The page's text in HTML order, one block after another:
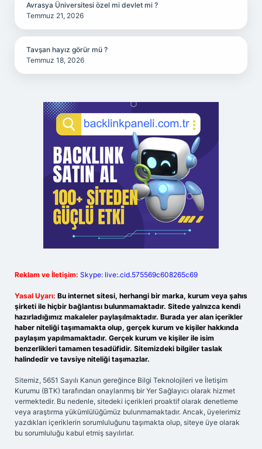
Avrasya Üniversitesi özel mi devlet mi ?
Temmuz 21, 2026
Tavşan hayız görür mü ?
Temmuz 18, 2026
Reklam ve İletişim: Skype: live:.cid.575569c608265c69
Yasal Uyarı: Bu internet sitesi, herhangi bir marka, kurum veya şahıs
şirketi ile hiçbir bağlantısı bulunmamaktadır. Sitede yalnızca kendi
hazırladığımız makaleler paylaşılmaktadır. Burada yer alan içerikler
haber niteliği taşımamakta olup, gerçek kurum ve kişiler hakkında
paylaşım yapılmamaktadır. Gerçek kurum ve kişiler ile isim
benzerlikleri tamamen tesadüfidir. Sitemizdeki bilgiler taslak
halindedir ve tavsiye niteliği taşımazlar.
Sitemiz, 5651 Sayılı Kanun gereğince Bilgi Teknolojileri ve İletişim
Kurumu (BTK) tarafından onaylanmış bir Yer Sağlayıcı olarak hizmet
vermektedir. Bu nedenle, sitedeki içerikleri proaktif olarak denetleme
veya araştırma yükümlülüğümüz bulunmamaktadır. Ancak, üyelerimiz
yazdıkları içeriklerin sorumluluğunu taşımakta olup, siteye üye olarak
bu sorumluluğu kabul etmiş sayılırlar.